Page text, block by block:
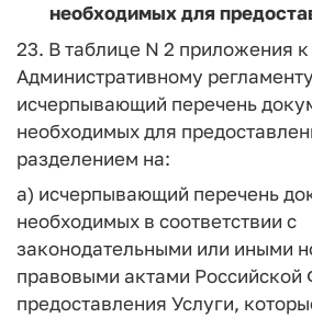
необходимых для
23. В таблице N 2 приложения
Административному
исчерпывающий перечень
необходимых для
разделением на:
а) исчерпывающий перечень
необходимых в соответствии с
законодательными или иными
правовыми актами Российской
предоставления Услуги,